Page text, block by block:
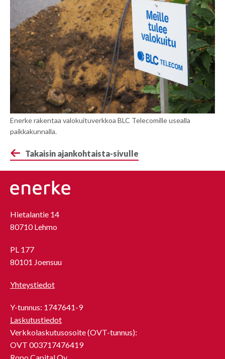
Enerke rakentaa valokuituverkkoa BLC Telecomille usealla
paikkakunnalla.
Takaisin ajankohtaista-sivulle
Hietalantie 14
80710 Lehmo
PL 177
80101 Joensuu
Yhteystiedot
Y-tunnus: 1747641-9
Laskutustiedot
Verkkolaskutusosoite (OVT-tunnus):
OVT 003717476419